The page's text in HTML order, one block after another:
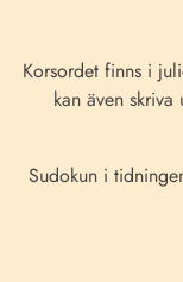
Korsordet finns i
kan även skriva
Sudokun i